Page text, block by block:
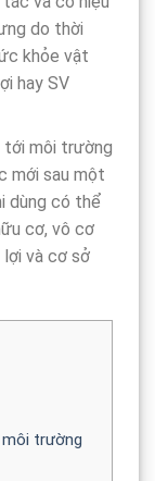
do thời
khỏe vật
hay SV
tới môi trường
mới sau một
dùng có thể
cơ, vô cơ
lợi và cơ sở
trường